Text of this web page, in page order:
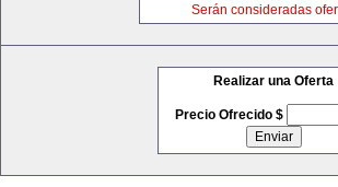
Serán consideradas
Realizar una Oferta
Precio Ofrecido $